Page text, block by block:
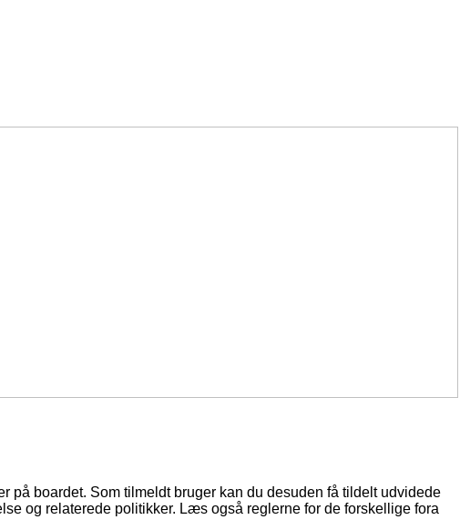
på boardet. Som tilmeldt bruger kan du desuden få tildelt udvidede
og relaterede politikker. Læs også reglerne for de forskellige fora